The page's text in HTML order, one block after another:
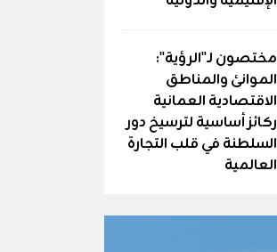
مختصون لـ"الرؤية":
الموانئ والمناطق
الاقتصادية العمانية
ركائز أساسية لترسيخ دور
السلطنة في قلب التجارة
العالمية